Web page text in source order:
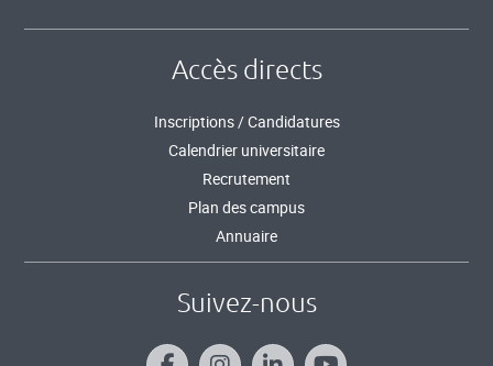
Accès directs
Inscriptions / Candidatures
Calendrier universitaire
Recrutement
Plan des campus
Annuaire
Suivez-nous